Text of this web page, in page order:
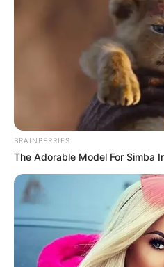
VEJA A RECEITA AQUI
BRAINBERRIES
The Adorable Model For Simba